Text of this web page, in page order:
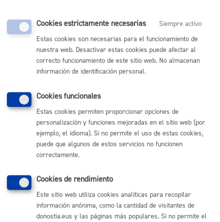
Formación para reducción de riesgos en el uso de nuevas
tecnologías por parte de menores
ONLINE
PRESENCIAL
MÁQUINA
Inscripción en Gaztelekus y Haurtxokos
ONLINE
MÁQUINA
Volver al índice Volver atrás
Cookies estrictamente necesarias
Siempre activo
Estas cookies son necesarias para el funcionamiento de
nuestra web. Desactivar estas cookies puede afectar al
correcto funcionamiento de este sitio web. No almacenan
información de identificación personal.
Cookies funcionales
Estas cookies permiten proporcionar opciones de
personalización y funciones mejoradas en el sitio web (por
ejemplo, el idioma). Si no permite el uso de estas cookies,
puede que algunos de estos servicios no funcionen
correctamente.
Cookies de rendimiento
Este sitio web utiliza cookies analíticas para recopilar
información anónima, como la cantidad de visitantes de
donostia.eus y las páginas más populares. Si no permite el